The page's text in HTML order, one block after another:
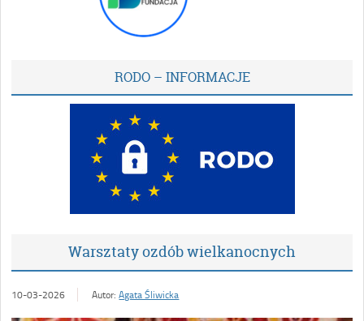
RODO – INFORMACJE
Warsztaty ozdób wielkanocnych
10-03-2026 Autor:Agata Śliwicka